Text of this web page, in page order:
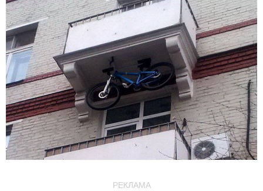
РЕКЛАМА